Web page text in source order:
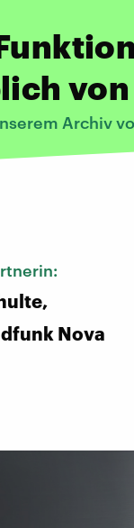
Archiv
Nova